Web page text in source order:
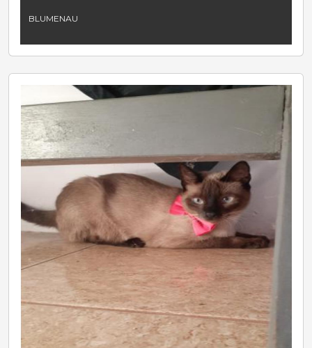
BLUMENAU